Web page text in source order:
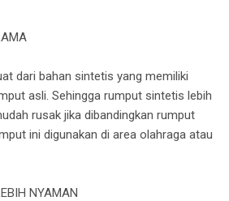
dari bahan sintetis yang memiliki
asli. Sehingga rumput sintetis lebih
rusak jika dibandingkan rumput
ini digunakan di area olahraga atau
NYAMAN